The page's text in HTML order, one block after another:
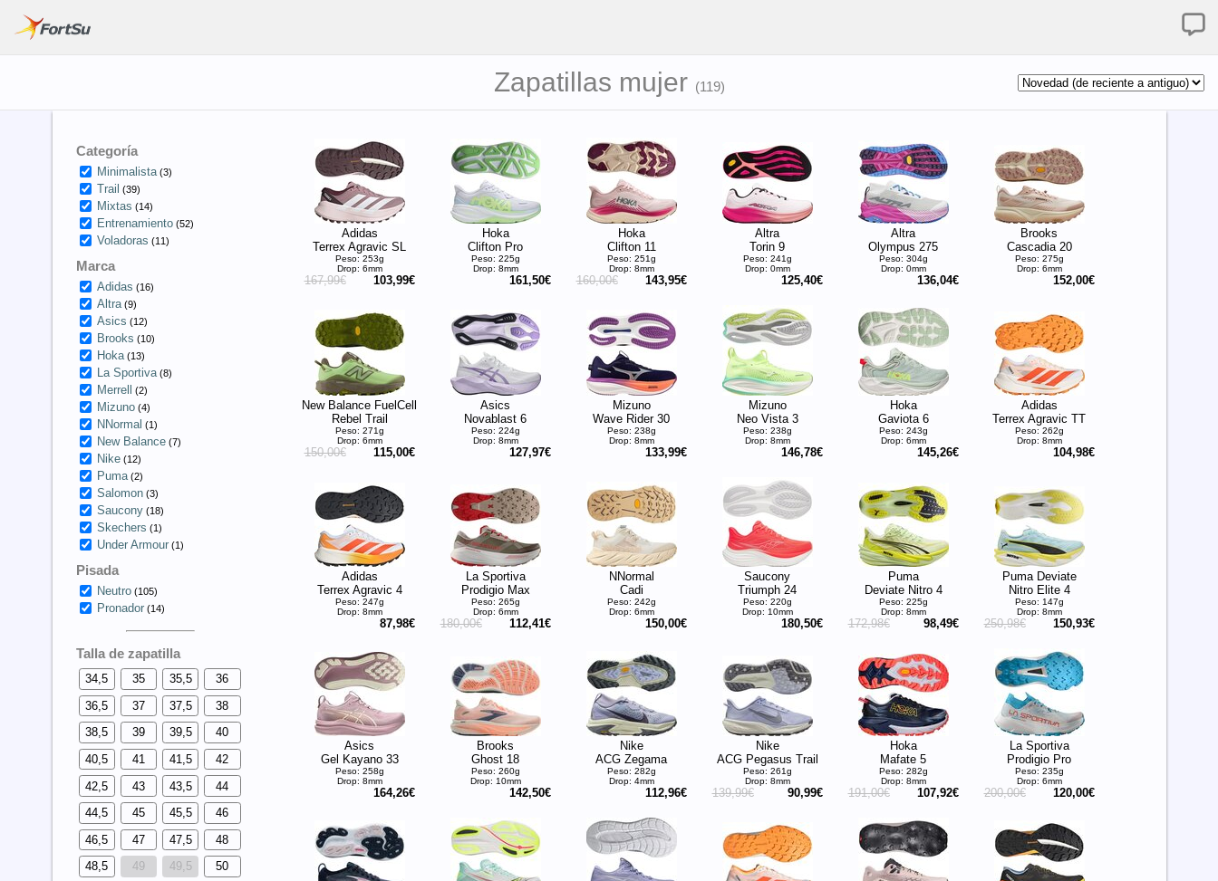
Zapatillas mujer (119)
Categoría
Minimalista(3)
Trail (39)
Mixtas (14)
Entrenamiento(52)
Voladoras (11)
Marca
Adidas (16)
Altra(9)
Asics (12)
Brooks (10)
Hoka(13)
La Sportiva(8)
Merrell (2)
Mizuno(4)
NNormal (1)
New Balance(7)
Nike(12)
Puma(2)
Salomon(3)
Saucony(18)
Skechers (1)
Under Armour(1)
Pisada
Neutro(105)
Pronador(14)
Talla de zapatilla
34,5 35 35,5
36
36,5
37 37,5
38
38,5
39 39,5
40
40,5
41 41,5
42
42,5
43 43,5
44
44,5
45 45,5
46
46,5
47 47,5
48
48,5
49 49,5
50
Adidas
Terrex Agravic SL
Peso: 253g
Drop: 6mm
167,99€ 103,99€
Hoka
Clifton Pro
Peso: 225g
Drop: 8mm
161,50€
Hoka
Clifton 11
Peso: 251g
Drop: 8mm
160,00€ 143,95€
Altra
Torin 9
Peso: 241g
Drop: 0mm
125,40€
Altra
Olympus 275
Peso: 304g
Drop: 0mm
136,04€
Brooks
Cascadia 20
Peso: 275g
Drop: 6mm
152,00€
New Balance FuelCell
Rebel Trail
Peso: 271g
Drop: 6mm
150,00€ 115,00€
Asics
Novablast 6
Peso: 224g
Drop: 8mm
127,97€
Mizuno
Wave Rider 30
Peso: 238g
Drop: 8mm
133,99€
Mizuno
Neo Vista 3
Peso: 238g
Drop: 8mm
146,78€
Hoka
Gaviota 6
Peso: 243g
Drop: 6mm
145,26€
Adidas
Terrex Agravic TT
Peso: 262g
Drop: 8mm
104,98€
Adidas
Terrex Agravic 4
Peso: 247g
Drop: 8mm
87,98€
La Sportiva
Prodigio Max
Peso: 265g
Drop: 6mm
180,00€ 112,41€
NNormal
Cadi
Peso: 242g
Drop: 6mm
150,00€
Saucony
Triumph 24
Peso: 220g
Drop: 10mm
180,50€
Puma
Deviate Nitro 4
Peso: 225g
Drop: 8mm
172,98€ 98,49€
Puma Deviate
Nitro Elite 4
Peso: 147g
Drop: 8mm
250,98€ 150,93€
Asics
Gel Kayano 33
Peso: 258g
Drop: 8mm
164,26€
Brooks
Ghost 18
Peso: 260g
Drop: 10mm
142,50€
Nike
ACG Zegama
Peso: 282g
Drop: 4mm
112,96€
Nike
ACG Pegasus Trail
Peso: 261g
Drop: 8mm
139,99€ 90,99€
Hoka
Mafate 5
Peso: 282g
Drop: 8mm
191,00€ 107,92€
La Sportiva
Prodigio Pro
Peso: 235g
Drop: 6mm
200,00€ 120,00€